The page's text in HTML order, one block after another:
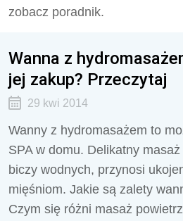
zobacz poradnik.
Wanna z
jej zakup? Przeczytaj
29 kwi 2014
Wanny z hydromasażem to
SPA w domu. Delikatny
biczy wodnych, przynosi
mięśniom. Jakie są zalety
Czym się różni masaż